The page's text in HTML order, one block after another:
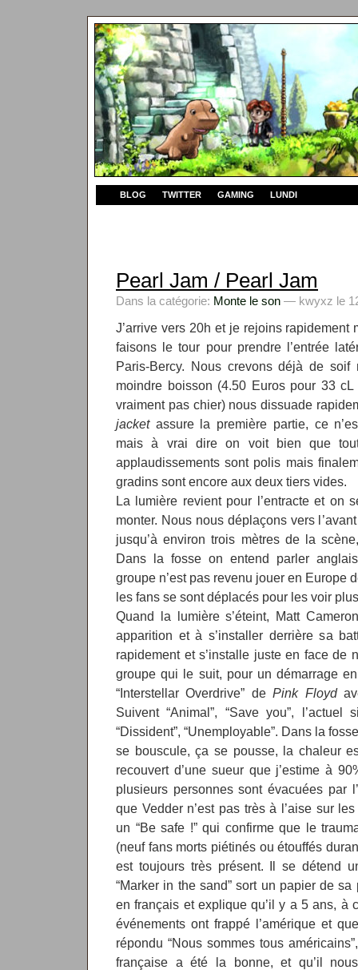
BLOG TWITTER GAMING LUNDI
Pearl Jam / Pearl Jam
Dans la catégorie: Monte le son — kwyxz le
J’arrive vers 20h et je rejoins rapidement
faisons le tour pour prendre l’entrée
Paris-Bercy. Nous crevons déjà de
moindre boisson (4.50 Euros pour 33
vraiment pas chier) nous dissuade
jacketassure la première partie, ce
mais à vrai dire on voit bien que
applaudissements sont polis mais
gradins sont encore aux deux tiers vides.
La lumière revient pour l’entracte et on
monter. Nous nous déplaçons vers
jusqu’à environ trois mètres de la
Dans la fosse on entend parler
groupe n’est pas revenu jouer en Europe
les fans se sont déplacés pour les voir
Quand la lumière s’éteint, Matt
apparition et à s’installer derrière sa
rapidement et s’installe juste en face de
groupe qui le suit, pour un démarrage
“Interstellar Overdrive” dePink Floyd
Suivent “Animal”, “Save you”, l’actuel
“Dissident”, “Unemployable”. Dans la
se bouscule, ça se pousse, la chaleur
recouvert d’une sueur que j’estime à
plusieurs personnes sont évacuées par
que Vedder n’est pas très à l’aise sur
un “Be safe !” qui confirme que le
(neuf fans morts piétinés ou étouffés
est toujours très présent. Il se détend
“Marker in the sand” sort un papier de
en français et explique qu’il y a 5 ans, à
événements ont frappé l’amérique et
répondu “Nous sommes tous
française a été la bonne, et qu’il